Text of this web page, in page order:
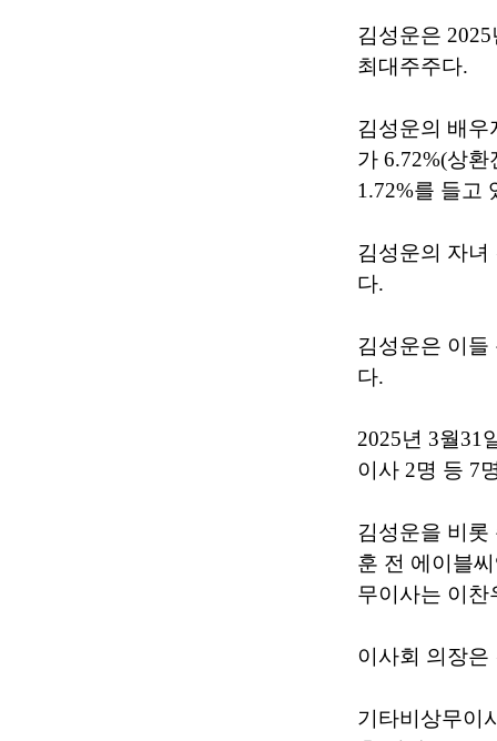
김성운은
최대주주다.
김성운의 배
가 6.72%(상
1.72%를 들고
김성운의 자녀
다.
김성운은 이
다.
2025년 3월31
이사 2명 등 7
김성운을 비
훈 전 에이블
무이사는 이찬
이사회 의장은
기타비상무이